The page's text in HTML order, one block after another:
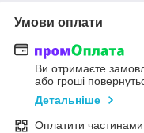
Умови оплати
Ви отримаєте
або гроші
Детальніше
Оплатити частинами